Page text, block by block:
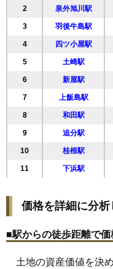
20 旭北錦町
21 南通亀の町
22 高陽青柳町
23 南通築地
24 手形休下町
25 保戸野鉄砲町
26 八橋鯲沼町
27 大町
28 川元開和町
29 泉北
31 八橋南
33 川尻みよし町
34 桜
2 泉外旭川駅
3 羽後牛島駅
4 四ツ小屋駅
5 土崎駅
6 新屋駅
7 上飯島駅
8 和田駅
9 追分駅
10 桂根駅
11 下浜駅
価格を詳細に分析
■駅からの徒歩距離で価
土地の資産価値を決